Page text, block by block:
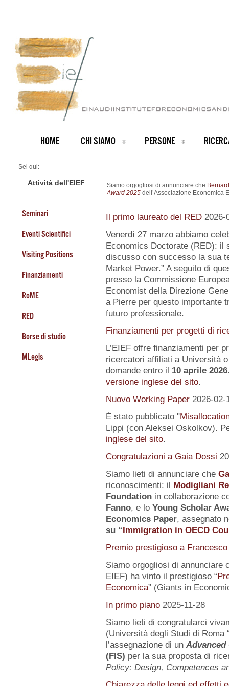
HOME CHI SIAMO PERSONE
Sei qui:
ARCHIVIO NOTIZIE
Attività dell'EIEF
Seminari
Eventi Scientifici
Visiting Positions
Finanziamenti
RoME
RED
Borse di studio
MLegis
Siamo orgogliosi di annunciare che
Award 2025 dell’Associazione Economica
Il primo laureato del RED 2026-
Venerdì 27 marzo abbiamo
Economics Doctorate (RED): il
discusso con successo la sua
Market Power.” A seguito di
presso la Commissione
Economist della Direzione
a Pierre per questo importante
futuro professionale.
Finanziamenti per progetti di
L’EIEF offre finanziamenti per
ricercatori affiliati a Università
domande entro il 10 aprile 2026
versione inglese del sito.
Nuovo Working Paper 2026-02-
È stato pubblicato "
Lippi (con Aleksei Oskolkov).
inglese del sito.
Congratulazioni a Gaia Dossi
Siamo lieti di annunciare che
riconoscimenti: il Modigliani
Foundationin collaborazione
Fanno, e lo Young Scholar
Economics Paper, assegnato
su“Immigration in OECD
Premio prestigioso a
Siamo orgogliosi di annunciare
EIEF) ha vinto il prestigioso “
Economica” (Giants in
In primo piano 2025-11-28
Siamo lieti di congratularci
(Università degli Studi di Roma
l’assegnazione di un Advanced
(FIS) per la sua proposta di
Policy: Design, Competences